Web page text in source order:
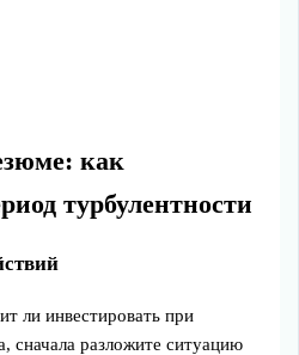
как
турбулентности
ли инвестировать при
сначала разложите ситуацию